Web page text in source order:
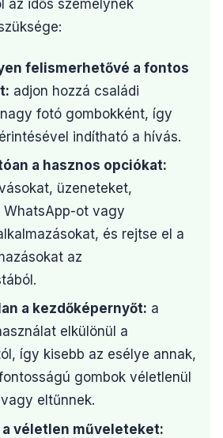
az idős személynek
felismerhetővé a fontos
adjon hozzá családi
fotó gombokként, így
indítható a hívás.
a hasznos opciókat:
üzeneteket,
ot vagy
és rejtse el a
az
a kezdőképernyőt: a
elkülönül a
így kisebb az esélye annak,
gombok véletlenül
eltűnnek.
véletlen műveleteket: